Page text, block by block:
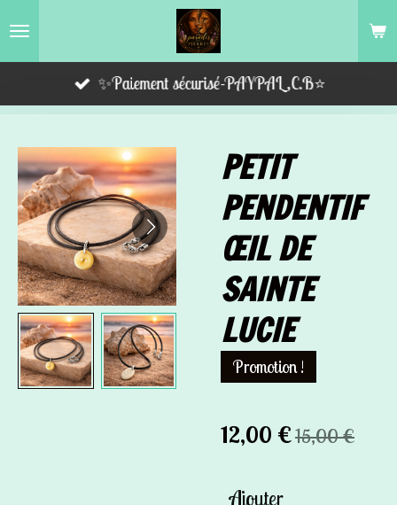
Passer
✨Paiement sécurisé-PAYPAL,C.B⭐️
PETIT
PENDENTIF
ŒIL DE
SAINTE
LUCIE
Promotion !
12,00 €15,00 €
Ajouter